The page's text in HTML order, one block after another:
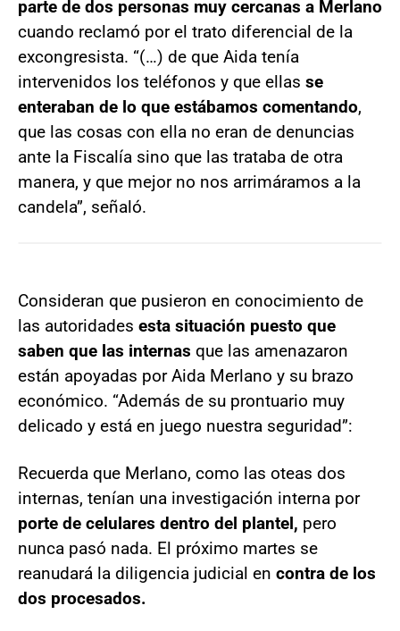
parte de dos personas muy cercanas a Merlano
cuando reclamó por el trato diferencial de la
excongresista. “(…) de que Aida tenía
intervenidos los teléfonos y que ellas se
enteraban de lo que estábamos comentando,
que las cosas con ella no eran de denuncias
ante la Fiscalía sino que las trataba de otra
manera, y que mejor no nos arrimáramos a la
candela”, señaló.
Consideran que pusieron en conocimiento de
las autoridades esta situación puesto que
saben que las internas que las amenazaron
están apoyadas por Aida Merlano y su brazo
económico. “Además de su prontuario muy
delicado y está en juego nuestra seguridad”:
Recuerda que Merlano, como las oteas dos
internas, tenían una investigación interna por
porte de celulares dentro del plantel, pero
nunca pasó nada. El próximo martes se
reanudará la diligencia judicial en contra de los
dos procesados.